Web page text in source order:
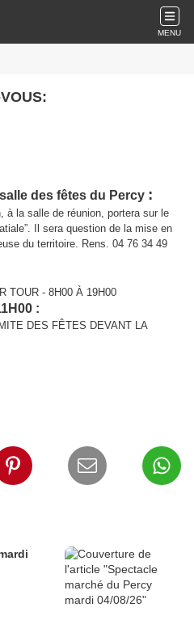
MENU
des fêtes du Percy :
à la salle de réunion, portera sur le
Il sera question de la mise en
du territoire. Rens. 04 76 34 49
TOUR - 8H00 À 19H00
:
DES FÊTES DEVANT LA